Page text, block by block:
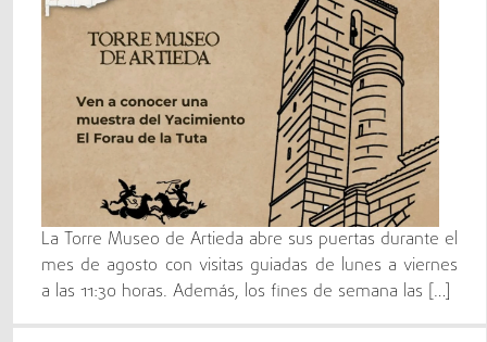
La Torre Museo de Artieda abre sus puertas durante el
mes de agosto con visitas guiadas de lunes a viernes
a las 11:30 horas. Además, los fines de semana las […]